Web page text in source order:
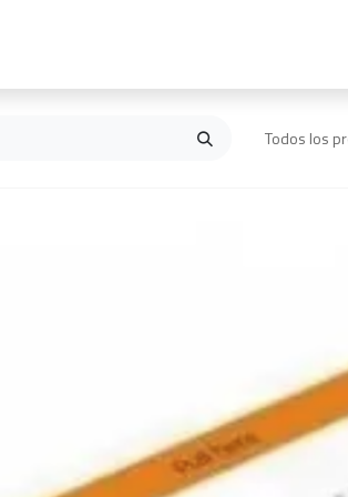
Todos los